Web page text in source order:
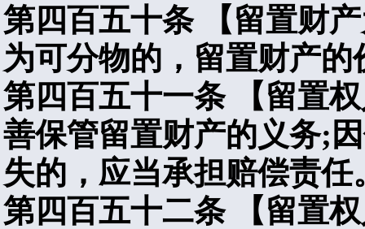
第四百五十条
【留置财
为可分物的，留置财产
第四百五十一条
【留置
善保管留置财产的义务;
失的，应当承担赔偿责任
第四百五十二条
【留置